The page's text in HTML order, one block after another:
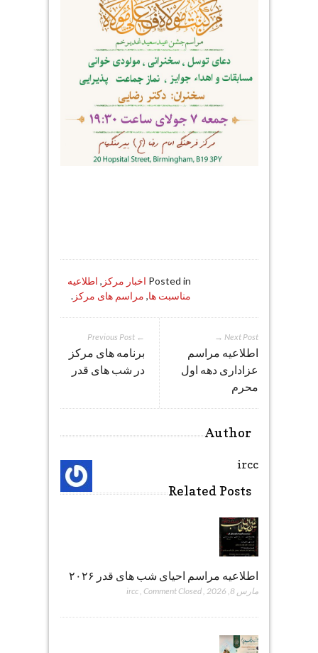
Posted in اخبار مرکز , اطلاعیه
مناسبت ها, مراسم های مرکز.
Next Post →
اطلاعیه مراسم
عزاداری دهه اول
محرم
← Previous Post
برنامه های مرکز
در شب های قدر
Author
ircc
Related Posts
اطلاعیه مراسم احیای شب های قدر ۲۰۲۶
مارس 8, 2026 ,
ircc, Comment Closed